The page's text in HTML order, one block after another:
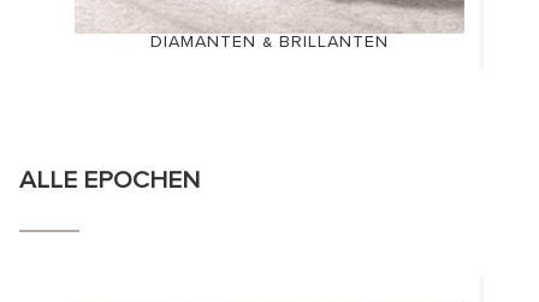
DIAMANTEN & BRILLANTEN
ALLE EPOCHEN